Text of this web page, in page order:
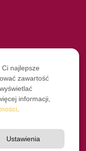
najlepsze
zawartość
informacji,
Ustawienia